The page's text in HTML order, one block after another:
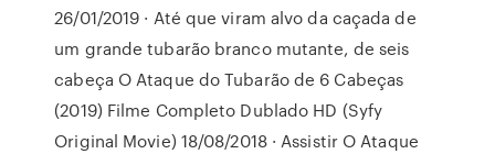
26/01/2019 · Até que viram alvo da caçada de
um grande tubarão branco mutante, de seis
cabeça O Ataque do Tubarão de 6 Cabeças
(2019) Filme Completo Dublado HD (Syfy
Original Movie) 18/08/2018 · Assistir O Ataque